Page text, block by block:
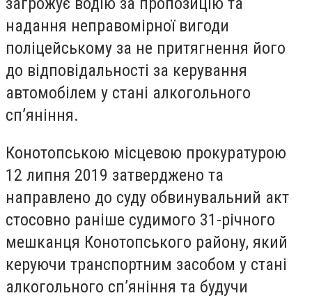
надання неправомірної вигоди
поліцейському за не притягнення його
до відповідальності за керування
автомобілем у стані алкогольного
сп’яніння.
Конотопською місцевою прокуратурою
12 липня 2019 затверджено та
направлено до суду обвинувальний акт
стосовно раніше судимого 31-річного
мешканця Конотопського району, який
керуючи транспортним засобом у стані
алкогольного сп’яніння та будучи